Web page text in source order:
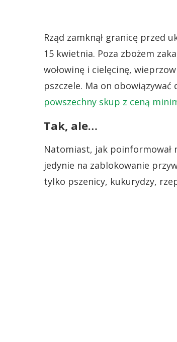
Rząd zamknął granicę przed
15 kwietnia. Poza zbożem
wołowinę i cielęcinę,
pszczele. Ma on obowiązywać
powszechny skup z ceną
Tak, ale…
Natomiast, jak poinformował
jedynie na zablokowanie
tylko pszenicy, kukurydzy,